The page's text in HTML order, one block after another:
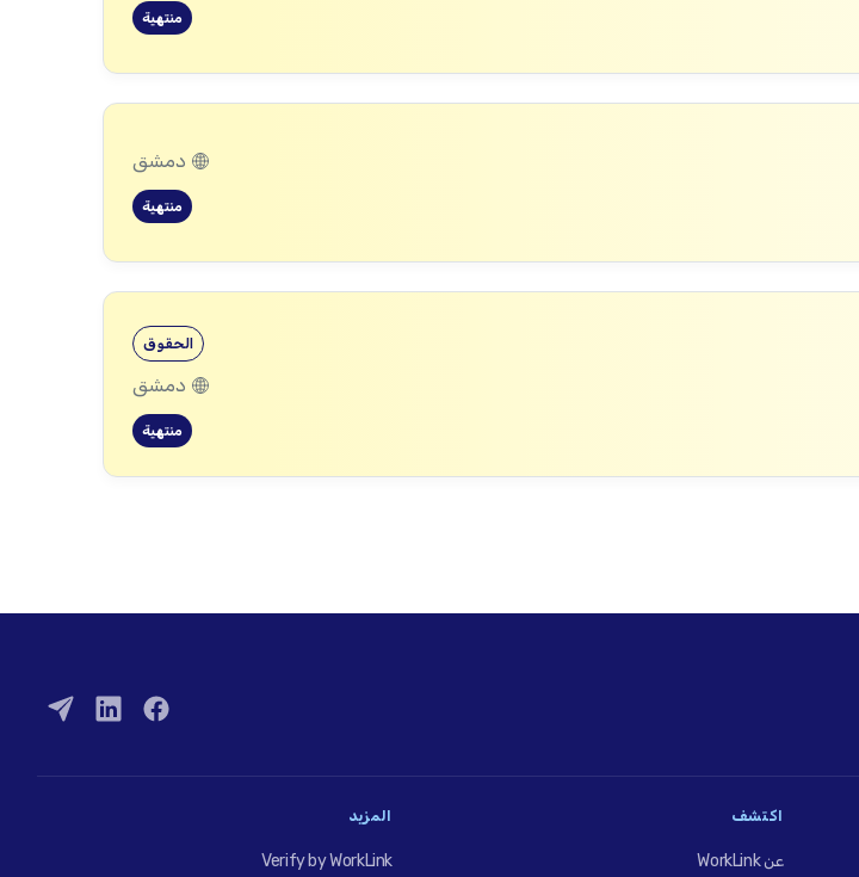
منتهية
دمشق
منتهية
الحقوق
دمشق
منتهية
اكتشف
عن WorkLink
المزيد
Verify by WorkLink